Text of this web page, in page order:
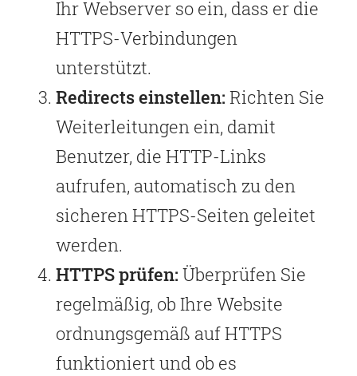
Ihr Webserver so ein, dass er die
HTTPS-Verbindungen
unterstützt.
Redirects einstellen: Richten Sie
Weiterleitungen ein, damit
Benutzer, die HTTP-Links
aufrufen, automatisch zu den
sicheren HTTPS-Seiten geleitet
werden.
HTTPS prüfen: Überprüfen Sie
regelmäßig, ob Ihre Website
ordnungsgemäß auf HTTPS
funktioniert und ob es